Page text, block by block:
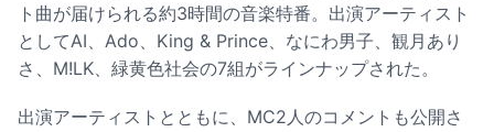
ト曲が届けられる約3時間の音楽特番。出演アーティスト
としてAI、Ado、King & Prince、なにわ男子、観月あり
さ、M!LK、緑黄色社会の7組がラインナップされた。
出演アーティストとともに、MC2人のコメントも公開さ